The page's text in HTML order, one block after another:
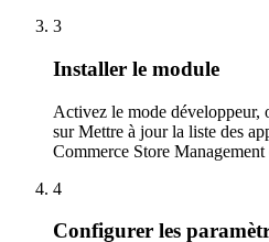
3
Installer le module
Activez le mode développeur,
sur Mettre à jour la liste des
Commerce Store
4
Configurer les